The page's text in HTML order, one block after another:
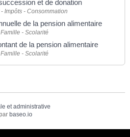
et de donation
Impôts - Consommation
de la pension alimentaire
Famille - Scolarité
de la pension alimentaire
Famille - Scolarité
et administrative
baseo.io